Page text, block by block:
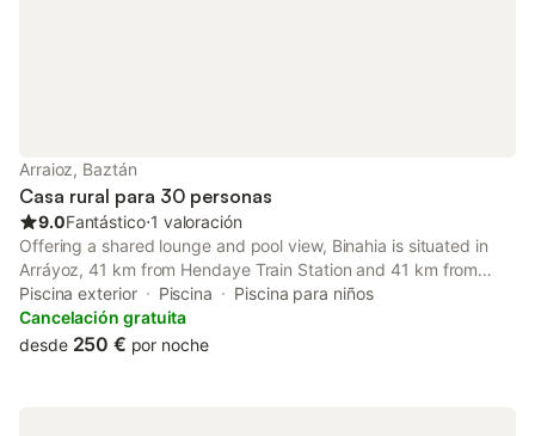
Arraioz, Baztán
Casa rural para 30 personas
9.0Fantástico⋅1 valoración
Offering a shared lounge and pool view, Binahia is situated in
Arráyoz, 41 km from Hendaye Train Station and 41 km from
FICOBA. This country house features free private parking and a
shared kitchen. A tour desk can provide information on the area.
Piscina exterior Piscina
Piscina para niños
Cancelación gratuita
desde 250 € por noche